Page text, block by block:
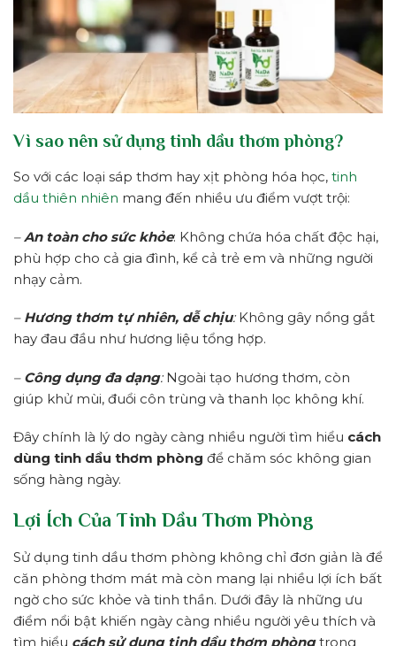
Vì sao nên sử dụng tinh dầu thơm phòng?
So với các loại sáp thơm hay xịt phòng hóa học, tinh
dầu thiên nhiên mang đến nhiều ưu điểm vượt trội:
–An toàn cho sức khỏe: Không chứa hóa chất độc hại,
phù hợp cho cả gia đình, kể cả trẻ em và những người
nhạy cảm.
– Hương thơm tự nhiên, dễ chịu:Không gây nồng gắt
hay đau đầu như hương liệu tổng hợp.
– Công dụng đa dạng:Ngoài tạo hương thơm, còn
giúp khử mùi, đuổi côn trùng và thanh lọc không khí.
Đây chính là lý do ngày càng nhiều người tìm hiểu cách
dùng tinh dầu thơm phòng để chăm sóc không gian
sống hàng ngày.
Lợi Ích Của Tinh Dầu Thơm Phòng
Sử dụng tinh dầu thơm phòng không chỉ đơn giản là để
căn phòng thơm mát mà còn mang lại nhiều lợi ích bất
ngờ cho sức khỏe và tinh thần. Dưới đây là những ưu
điểm nổi bật khiến ngày càng nhiều người yêu thích và
tìm hiểu cách sử dụng tinh dầu thơm phòngtrong